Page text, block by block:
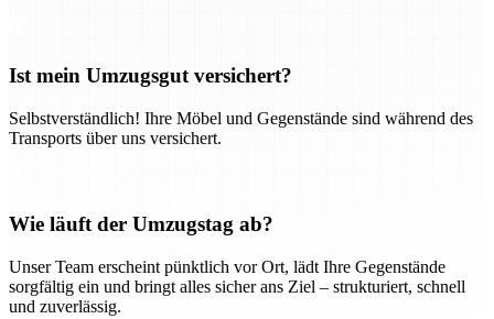
Ist mein Umzugsgut versichert?
Selbstverständlich! Ihre Möbel und Gegenstände sind während des
Transports über uns versichert.
Wie läuft der Umzugstag ab?
Unser Team erscheint pünktlich vor Ort, lädt Ihre Gegenstände
sorgfältig ein und bringt alles sicher ans Ziel – strukturiert, schnell
und zuverlässig.